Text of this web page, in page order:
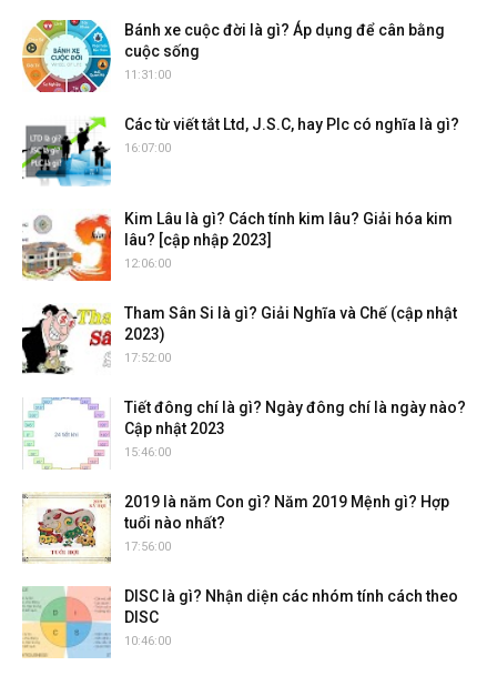
Bánh xe cuộc đời là gì? Áp dụng để cân bằng
cuộc sống
11:31:00
Các từ viết tắt Ltd, J.S.C, hay Plc có nghĩa là gì?
16:07:00
Kim Lâu là gì? Cách tính kim lâu? Giải hóa kim
lâu? [cập nhập 2023]
12:06:00
Tham Sân Si là gì? Giải Nghĩa và Chế (cập nhật
2023)
17:52:00
Tiết đông chí là gì? Ngày đông chí là ngày nào?
Cập nhật 2023
15:46:00
2019 là năm Con gì? Năm 2019 Mệnh gì? Hợp
tuổi nào nhất?
17:56:00
DISC là gì? Nhận diện các nhóm tính cách theo
DISC
10:46:00